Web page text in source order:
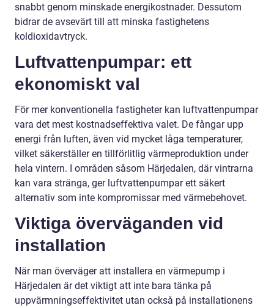
snabbt genom minskade energikostnader. Dessutom
bidrar de avsevärt till att minska fastighetens
koldioxidavtryck.
Luftvattenpumpar: ett
ekonomiskt val
För mer konventionella fastigheter kan luftvattenpumpar
vara det mest kostnadseffektiva valet. De fångar upp
energi från luften, även vid mycket låga temperaturer,
vilket säkerställer en tillförlitlig värmeproduktion under
hela vintern. I områden såsom Härjedalen, där vintrarna
kan vara stränga, ger luftvattenpumpar ett säkert
alternativ som inte kompromissar med värmebehovet.
Viktiga överväganden vid
installation
När man överväger att installera en värmepump i
Härjedalen är det viktigt att inte bara tänka på
uppvärmningseffektivitet utan också på installationens